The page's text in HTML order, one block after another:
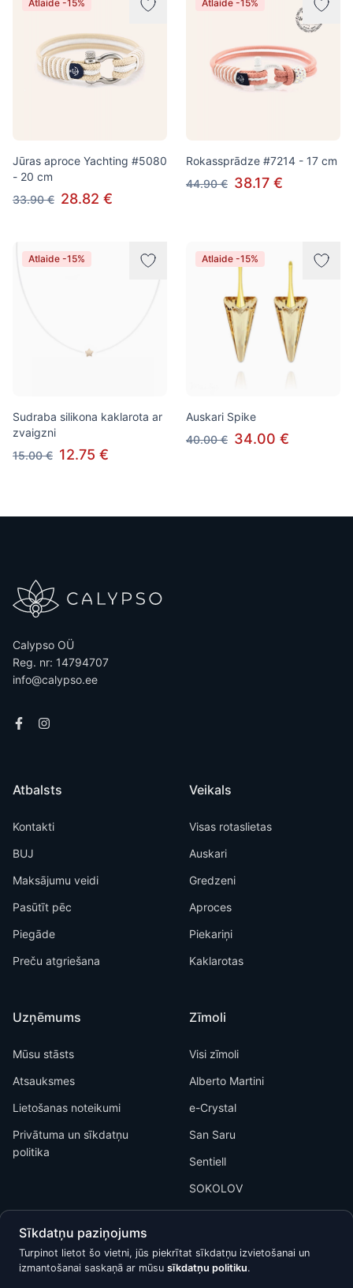
Atlaide -15%
Jūras aproce Yachting #5080
- 20 cm
33.90 € 28.82 €
Atlaide -15%
Rokassprādze #7214 - 17 cm
44.90 € 38.17 €
Atlaide -15%
Sudraba silikona kaklarota ar
zvaigzni
15.00 € 12.75 €
Atlaide -15%
Auskari Spike
40.00 € 34.00 €
Calypso OÜ
Reg. nr: 14794707
info@calypso.ee
Atbalsts
Kontakti
BUJ
Maksājumu veidi
Pasūtīt pēc
Piegāde
Preču atgriešana
Uzņēmums
Mūsu stāsts
Atsauksmes
Lietošanas noteikumi
Privātuma un sīkdatņu
politika
Veikals
Visas rotaslietas
Auskari
Gredzeni
Aproces
Piekariņi
Kaklarotas
Zīmoli
Visi zīmoli
Alberto Martini
e-Crystal
San Saru
Sentiell
SOKOLOV
Sīkdatņu paziņojums
Turpinot lietot šo vietni, jūs piekrītat sīkdatņu izvietošanai un
izmantošanai saskaņā ar mūsu sīkdatņu politiku.